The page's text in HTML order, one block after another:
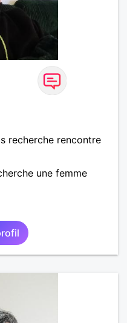
recherche rencontre
une femme